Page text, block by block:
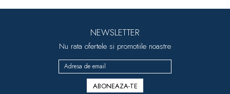
NEWSLETTER
Nu rata ofertele si promotiile noastre